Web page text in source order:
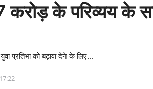
करोड़ के परिव्यय के
प्रतिभा को बढ़ावा देने के लिए...